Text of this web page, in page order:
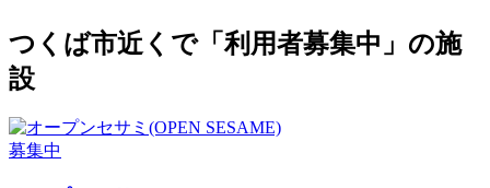
つくば市近くで「利用者募集中」の施
設
募集中